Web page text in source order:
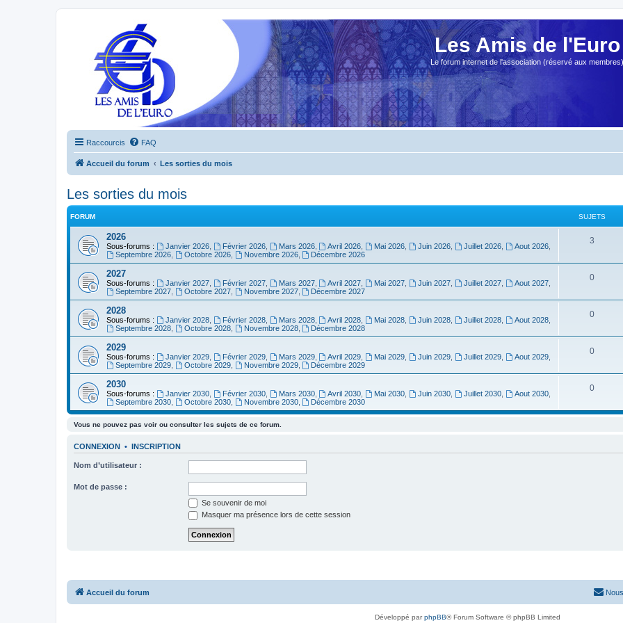
Les Amis de l'Euro
Le forum internet de l'association (réservé aux membres)
Raccourcis FAQ
Accueil du forum Les sorties du mois
Les sorties du mois
FORUM SUJETS
2026
Sous-forums : Janvier 2026, Février 2026, Mars 2026, Avril 2026 Mai 2026 Juin 2026 Juillet 2026, Aout 2026,
Septembre 2026, Octobre 2026, Novembre 2026, Décembre 2026
3
2027
Sous-forums : Janvier 2027, Février 2027, Mars 2027, Avril 2027 Mai 2027 Juin 2027 Juillet 2027, Aout 2027,
Septembre 2027, Octobre 2027, Novembre 2027, Décembre 2027
0
2028
Sous-forums : Janvier 2028, Février 2028, Mars 2028, Avril 2028 Mai 2028 Juin 2028 Juillet 2028, Aout 2028,
Septembre 2028, Octobre 2028, Novembre 2028, Décembre 2028
0
2029
Sous-forums : Janvier 2029, Février 2029, Mars 2029, Avril 2029 Mai 2029 Juin 2029 Juillet 2029, Aout 2029,
Septembre 2029, Octobre 2029, Novembre 2029, Décembre 2029
0
2030
Sous-forums : Janvier 2030, Février 2030, Mars 2030, Avril 2030 Mai 2030 Juin 2030 Juillet 2030, Aout 2030,
Septembre 2030, Octobre 2030, Novembre 2030, Décembre 2030
0
Vous ne pouvez pas voir ou consulter les sujets de ce forum.
CONNEXION • INSCRIPTION
Nom d’utilisateur :
Mot de passe :
Se souvenir de moi
Masquer ma présence lors de cette session
Accueil du forum
Développé parphpBB® Forum Software © phpBB Limited